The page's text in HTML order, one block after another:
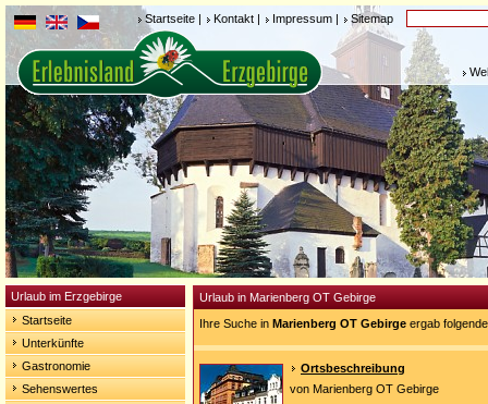
Startseite | Kontakt | Impressum | Sitemap
Urlaub im Erzgebirge
Startseite
Unterkünfte
Gastronomie
Sehenswertes
Urlaub in Marienberg OT Gebirge
Ihre Suche in Marienberg OT Gebirge ergab
Ortsbeschreibung
von Marienberg OT Gebirge